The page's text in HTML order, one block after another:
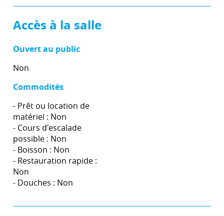
Accès à la salle
Ouvert au public
Non
Commodités
- Prêt ou location de
matériel : Non
- Cours d'escalade
possible : Non
- Boisson : Non
- Restauration rapide :
Non
- Douches : Non